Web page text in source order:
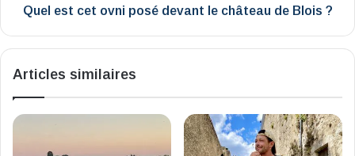
Blois
Quel est cet ovni posé devant le château de Blois ?
Articles similaires